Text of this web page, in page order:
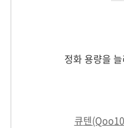
정화 용량을
큐텐